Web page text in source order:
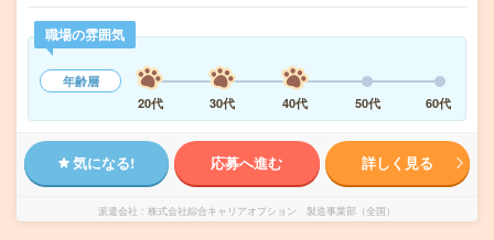
職場の雰囲気
年齢層
20代
30代 40代 50代 60代
気になる! 応募へ進む 詳しく見る
派遣会社 株式会社綜合キャリアオプション 製造事業部（全国）